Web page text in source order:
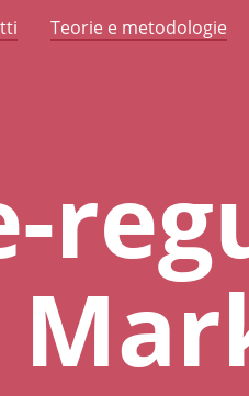
Teorie e metodologie